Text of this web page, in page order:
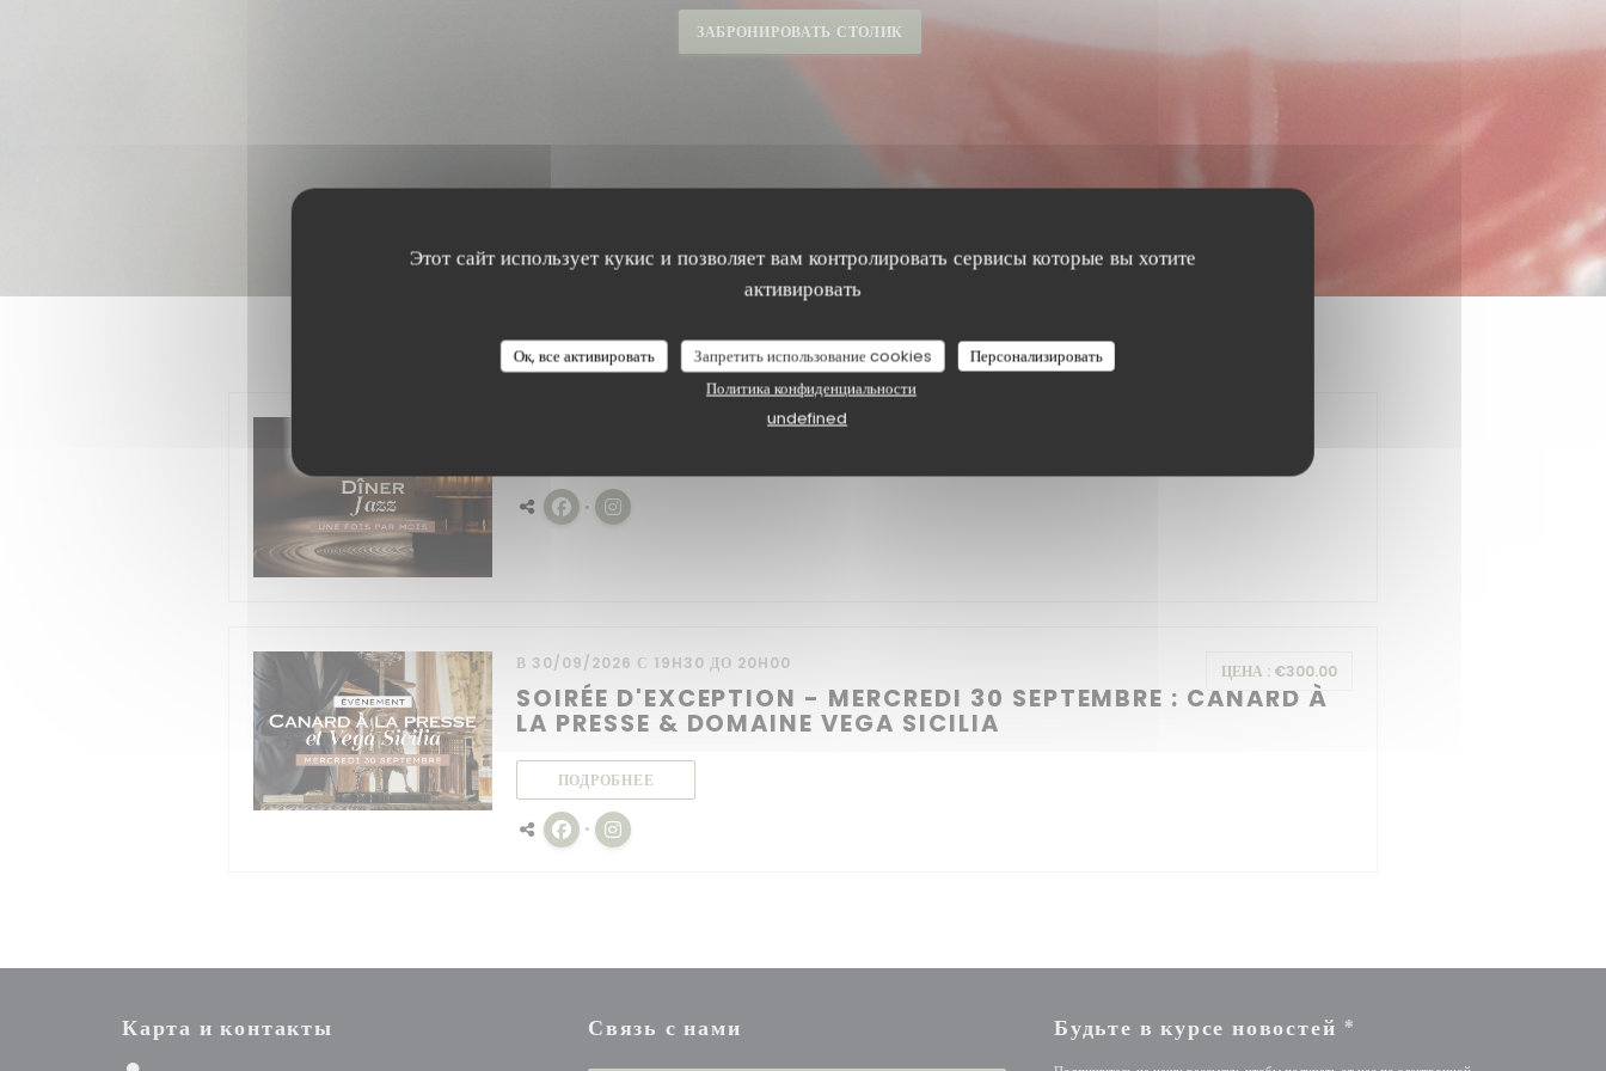
Этот сайт использует кукис и позволяет вам контролировать сервисы которые вы хотите
активировать
Ок, все активировать Запретить использование cookies
Персонализировать
Политика конфиденциальности
undefined
ЗАБРОНИРОВАТЬ СТОЛИК
С 13/01/2026 ДО 08/12/2026 С 19H00 ДО 21H00
Facebook ((открывается в новом окне))
Instagram ((открывается в новом окне))
В 30/09/2026 С 19H30 ДО 20H00
SOIRÉE D'EXCEPTION - MERCREDI 30 SEPTEMBRE : CANARD À
LA PRESSE & DOMAINE VEGA SICILIA
ЦЕНА : €300.00
ПОДРОБНЕЕ
Facebook ((открывается в новом окне))
Instagram ((открывается в новом окне))
Карта и контакты Связь с нами Будьте в курсе новостей *